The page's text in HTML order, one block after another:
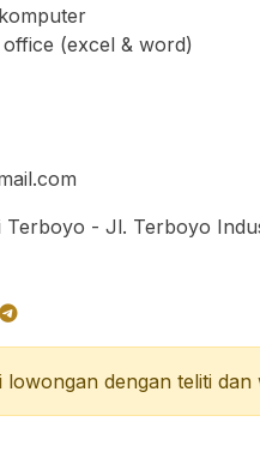
(excel & word)
Terboyo - Jl. Terboyo
lowongan dengan teliti